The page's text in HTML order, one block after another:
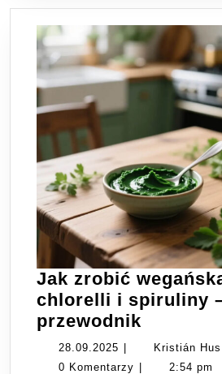
Jak zrobić
chlorelli i spiruliny
przewodnik
zrobić
wegańską
28.09.2025 28.09.2025
| Kristián Hus
0 Komentarzy | 2:54 pm